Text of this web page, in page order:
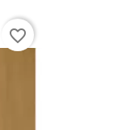
favorite_border